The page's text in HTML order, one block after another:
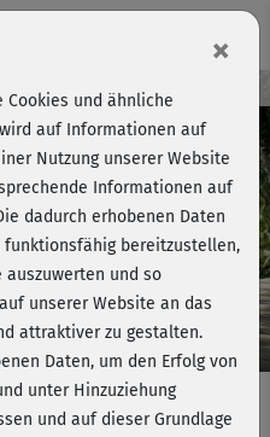
×
Cookies und ähnliche
auf Informationen auf
Nutzung unserer Website
Informationen auf
dadurch erhobenen Daten
funktionsfähig bereitzustellen,
auszuwerten und so
unserer Website an das
attraktiver zu gestalten.
Daten, um den Erfolg von
unter Hinzuziehung
und auf dieser Grundlage